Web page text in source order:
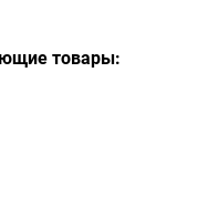
товары: